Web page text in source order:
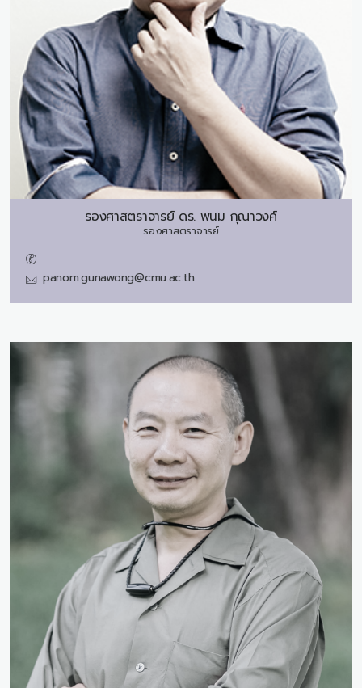
รองศาสตราจารย์ ดร. พนม กุณาวงค์
รองศาสตราจารย์
panom.gunawong@cmu.ac.th